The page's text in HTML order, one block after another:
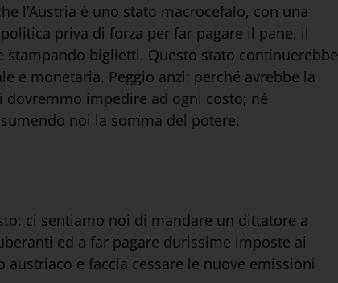
l’Austria è uno stato macrocefalo, con una
priva di forza per far pagare il pane, il
biglietti. Questo stato continuerebbe
e monetaria. Peggio anzi: perché avrebbe la
impedire ad ogni costo; né
noi la somma del potere.
ci sentiamo noi di mandare un dittatore a
ed a far pagare durissime imposte ai
e faccia cessare le nuove emissioni